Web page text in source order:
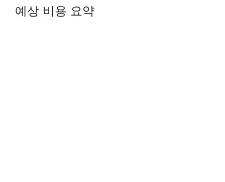
예상 비용 요약